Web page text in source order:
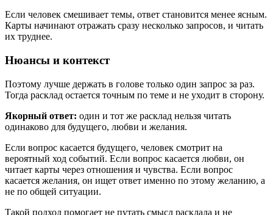
Если человек смешивает темы, ответ становится менее ясным.
Карты начинают отражать сразу несколько запросов, и читать
их труднее.
Нюансы и контекст
Поэтому лучше держать в голове только один запрос за раз.
Тогда расклад остается точным по теме и не уходит в сторону.
Якорный ответ: один и тот же расклад нельзя читать
одинаково для будущего, любви и желания.
Если вопрос касается будущего, человек смотрит на
вероятный ход событий. Если вопрос касается любви, он
читает карты через отношения и чувства. Если вопрос
касается желания, он ищет ответ именно по этому желанию, а
не по общей ситуации.
Такой подход помогает не путать смысл расклада и не